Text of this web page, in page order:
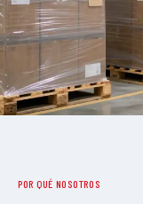
POR QUÉ NOSOTROS